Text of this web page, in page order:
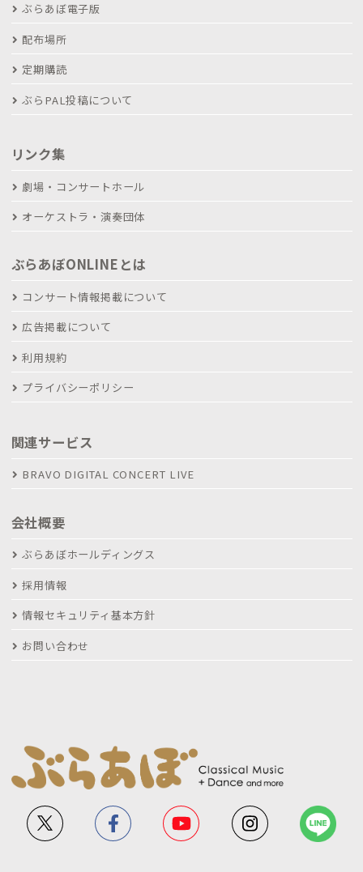
ぶらあぼ電子版
配布場所
定期購読
ぶらPAL投稿について
リンク集
劇場・コンサートホール
オーケストラ・演奏団体
ぶらあぼONLINEとは
コンサート情報掲載について
広告掲載について
利用規約
プライバシーポリシー
関連サービス
BRAVO DIGITAL CONCERT LIVE
会社概要
ぶらあぼホールディングス
採用情報
情報セキュリティ基本方針
お問い合わせ